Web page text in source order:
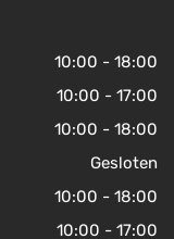
10:00 - 18:00
10:00 - 17:00
10:00 - 18:00
Gesloten
10:00 - 18:00
10:00 - 17:00